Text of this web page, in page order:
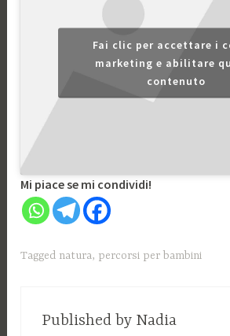
Fai clic per accettare i
marketing e abilitare
contenuto
Mi piace se mi condividi!
Tagged natura, percorsi per bambini
Published by Nadia